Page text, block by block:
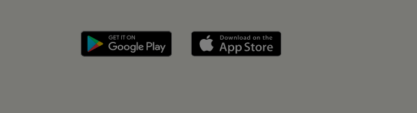
Libri applikáció Szerezd meg: Google Play